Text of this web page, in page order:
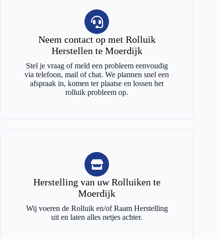
Neem contact op met Rolluik
Herstellen te Moerdijk
Stel je vraag of meld een probleem eenvoudig
via telefoon, mail of chat. We plannen snel een
afspraak in, komen ter plaatse en lossen het
rolluik probleem op.
Herstelling van uw Rolluiken te
Moerdijk
Wij voeren de Rolluik en/of Raam Herstelling
uit en laten alles netjes achter.